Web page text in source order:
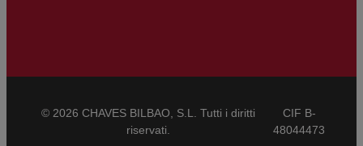
© 2026 CHAVES BILBAO, S.L. Tutti i diritti
riservati.
CIF B-
48044473